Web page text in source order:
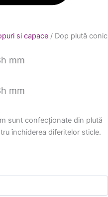
si capace / Dop plută conic
mm
mm
sunt confecționate din plută
închiderea diferitelor sticle.